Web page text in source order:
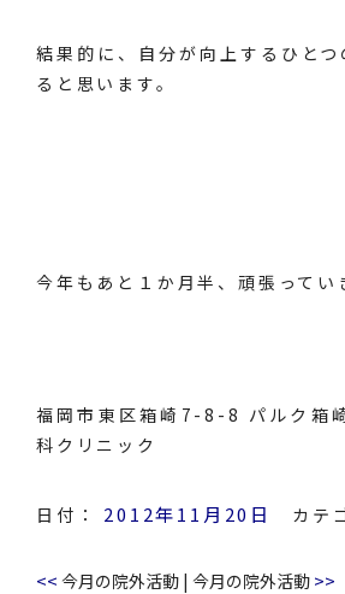
結果的に、自分が向上するひと
ると思います。
今年もあと１か月半、頑張ってい
福岡市東区箱崎7-8-8 パルク箱
科クリニック
日付： 2012年11月20日 カテ
<< 今月の院外活動 | 今月の院外活動 >>